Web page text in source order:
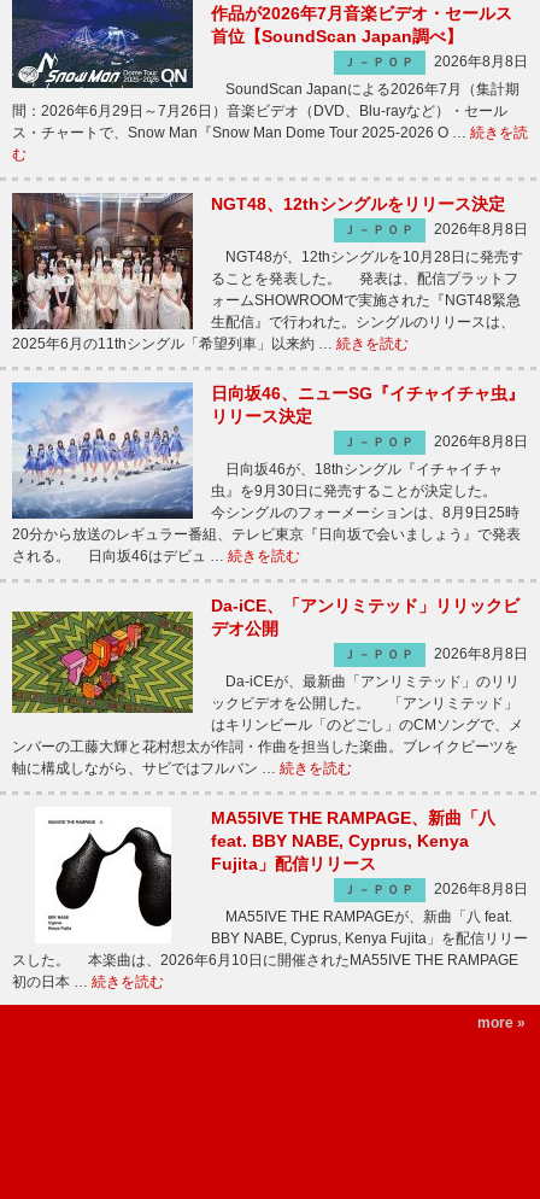
作品が2026年7月音楽ビデオ・セールス
首位【SoundScan Japan調べ】
Ｊ－ＰＯＰ
2026年8月8日
SoundScan Japanによる2026年7月（集計期
間：2026年6月29日～7月26日）音楽ビデオ（DVD、Blu-rayなど）・セール
ス・チャートで、Snow Man『Snow Man Dome Tour 2025-2026 O … 続きを読
む
NGT48、12thシングルをリリース決定
Ｊ－ＰＯＰ
2026年8月8日
NGT48が、12thシングルを10月28日に発売す
ることを発表した。 発表は、配信プラットフ
ォームSHOWROOMで実施された『NGT48緊急
生配信』で行われた。シングルのリリースは、
2025年6月の11thシングル「希望列車」以来約 … 続きを読む
日向坂46、ニューSG『イチャイチャ虫』
リリース決定
Ｊ－ＰＯＰ
2026年8月8日
日向坂46が、18thシングル『イチャイチャ
虫』を9月30日に発売することが決定した。
今シングルのフォーメーションは、8月9日25時
20分から放送のレギュラー番組、テレビ東京『日向坂で会いましょう』で発表
される。 日向坂46はデビュ … 続きを読む
Da-iCE、「アンリミテッド」リリックビ
デオ公開
Ｊ－ＰＯＰ
2026年8月8日
Da-iCEが、最新曲「アンリミテッド」のリリ
ックビデオを公開した。 「アンリミテッド」
はキリンビール「のどごし」のCMソングで、メ
ンバーの工藤大輝と花村想太が作詞・作曲を担当した楽曲。ブレイクビーツを
軸に構成しながら、サビではフルバン … 続きを読む
MA55IVE THE RAMPAGE、新曲「八
feat. BBY NABE, Cyprus, Kenya
Fujita」配信リリース
Ｊ－ＰＯＰ
2026年8月8日
MA55IVE THE RAMPAGEが、新曲「八 feat.
BBY NABE, Cyprus, Kenya Fujita」を配信リリー
スした。 本楽曲は、2026年6月10日に開催されたMA55IVE THE RAMPAGE
初の日本 … 続きを読む
more »